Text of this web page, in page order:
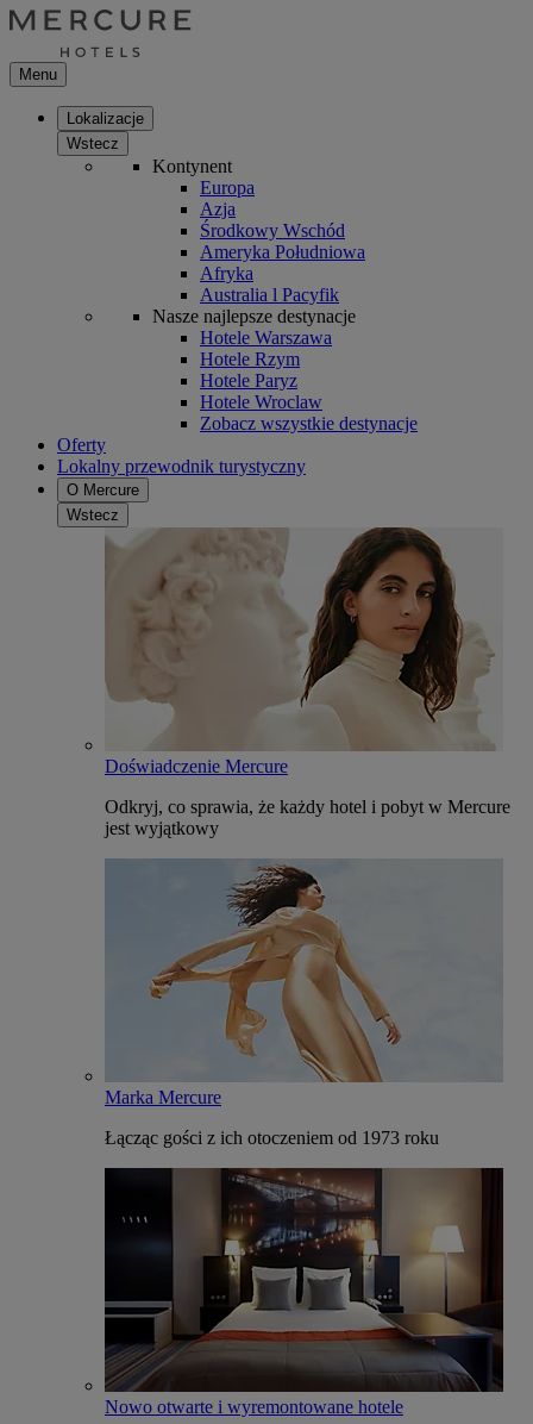
Menu
Lokalizacje
Wstecz
Kontynent
Europa
Azja
Środkowy Wschód
Ameryka Południowa
Afryka
Australia l Pacyfik
Nasze najlepsze destynacje
Hotele Warszawa
Hotele Rzym
Hotele Paryz
Hotele Wroclaw
Zobacz wszystkie destynacje
Oferty
Lokalny przewodnik turystyczny
O Mercure
Wstecz
Doświadczenie Mercure
Odkryj, co sprawia, że każdy hotel i pobyt w Mercure
jest wyjątkowy
Marka Mercure
Łącząc gości z ich otoczeniem od 1973 roku
Nowo otwarte i wyremontowane hotele